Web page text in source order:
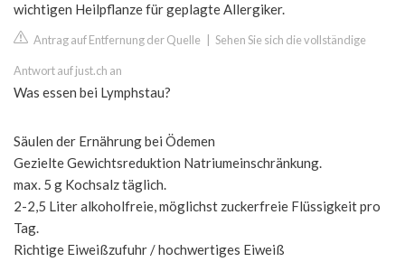
wichtigen Heilpflanze für geplagte Allergiker.
Antrag auf Entfernung der Quelle Sehen Sie sich die vollständige
Antwort auf just.ch an
Was essen bei Lymphstau?
Säulen der Ernährung bei Ödemen
Gezielte Gewichtsreduktion Natriumeinschränkung.
max. 5 g Kochsalz täglich.
2-2,5 Liter alkoholfreie, möglichst zuckerfreie Flüssigkeit pro
Tag.
Richtige Eiweißzufuhr / hochwertiges Eiweiß